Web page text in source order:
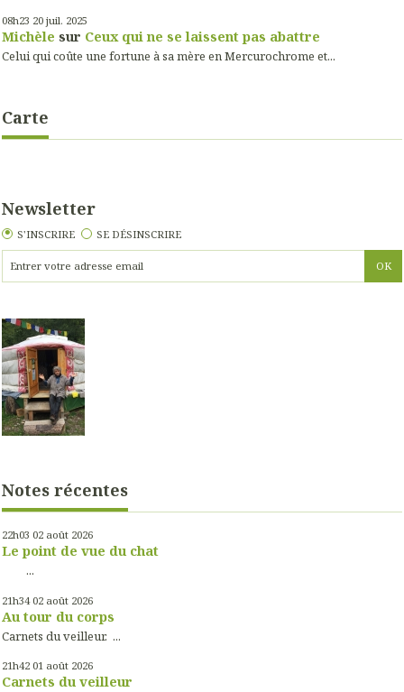
08h23 20 juil. 2025
Michèle sur Ceux qui ne se laissent pas abattre
Celui qui coûte une fortune à sa mère en Mercurochrome et...
Carte
Newsletter
S'INSCRIRE SE DÉSINSCRIRE
Notes récentes
22h03 02 août 2026
Le point de vue du chat
...
21h34 02 août 2026
Au tour du corps
Carnets du veilleur. ...
21h42 01 août 2026
Carnets du veilleur